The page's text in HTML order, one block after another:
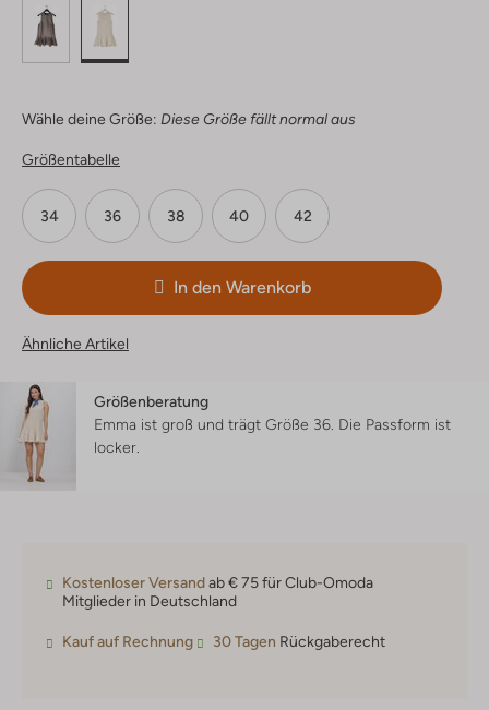
Wähle deine Größe: Diese Größe fällt normal aus
Größentabelle
34 36 38 40 42
In den Warenkorb
Ähnliche Artikel
Größenberatung
Emma ist groß und trägt Größe 36. Die Passform ist
locker
Kostenloser Versandab € 75 für Club-Omoda
Mitglieder in Deutschland
Kauf auf Rechnung 30 Tagen Rückgaberecht